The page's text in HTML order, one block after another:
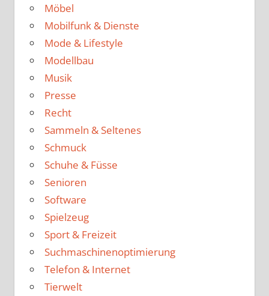
Möbel
Mobilfunk & Dienste
Mode & Lifestyle
Modellbau
Musik
Presse
Recht
Sammeln & Seltenes
Schmuck
Schuhe & Füsse
Senioren
Software
Spielzeug
Sport & Freizeit
Suchmaschinenoptimierung
Telefon & Internet
Tierwelt